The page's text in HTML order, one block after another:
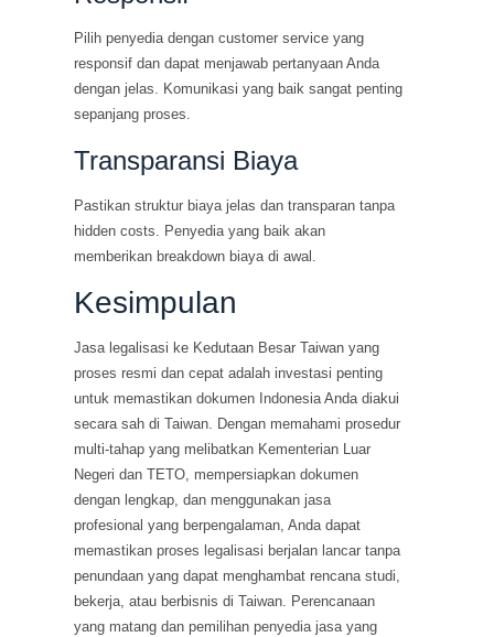
Pilih penyedia dengan customer service yang
responsif dan dapat menjawab pertanyaan Anda
dengan jelas. Komunikasi yang baik sangat penting
sepanjang proses.
Transparansi Biaya
Pastikan struktur biaya jelas dan transparan tanpa
hidden costs. Penyedia yang baik akan
memberikan breakdown biaya di awal.
Kesimpulan
Jasa legalisasi ke Kedutaan Besar Taiwan yang
proses resmi dan cepat adalah investasi penting
untuk memastikan dokumen Indonesia Anda diakui
secara sah di Taiwan. Dengan memahami prosedur
multi-tahap yang melibatkan Kementerian Luar
Negeri dan TETO, mempersiapkan dokumen
dengan lengkap, dan menggunakan jasa
profesional yang berpengalaman, Anda dapat
memastikan proses legalisasi berjalan lancar tanpa
penundaan yang dapat menghambat rencana studi,
bekerja, atau berbisnis di Taiwan. Perencanaan
yang matang dan pemilihan penyedia jasa yang